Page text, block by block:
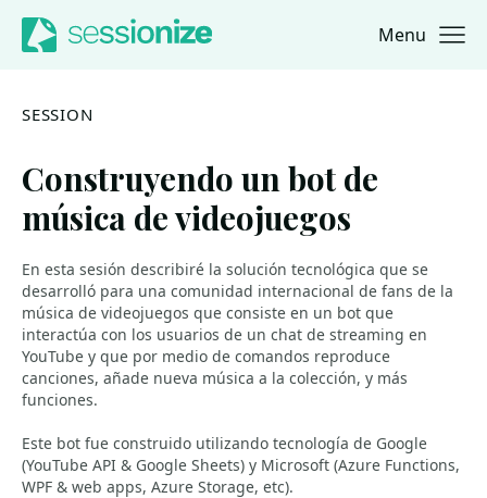
Jump to navigation
Jump to content Menu
SESSION
Construyendo un bot de
música de videojuegos
En esta sesión describiré la solución tecnológica que se
desarrolló para una comunidad internacional de fans de la
música de videojuegos que consiste en un bot que
interactúa con los usuarios de un chat de streaming en
YouTube y que por medio de comandos reproduce
canciones, añade nueva música a la colección, y más
funciones.
Este bot fue construido utilizando tecnología de Google
(YouTube API & Google Sheets) y Microsoft (Azure Functions,
WPF & web apps, Azure Storage, etc).